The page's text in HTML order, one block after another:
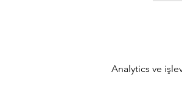
Analytics ve